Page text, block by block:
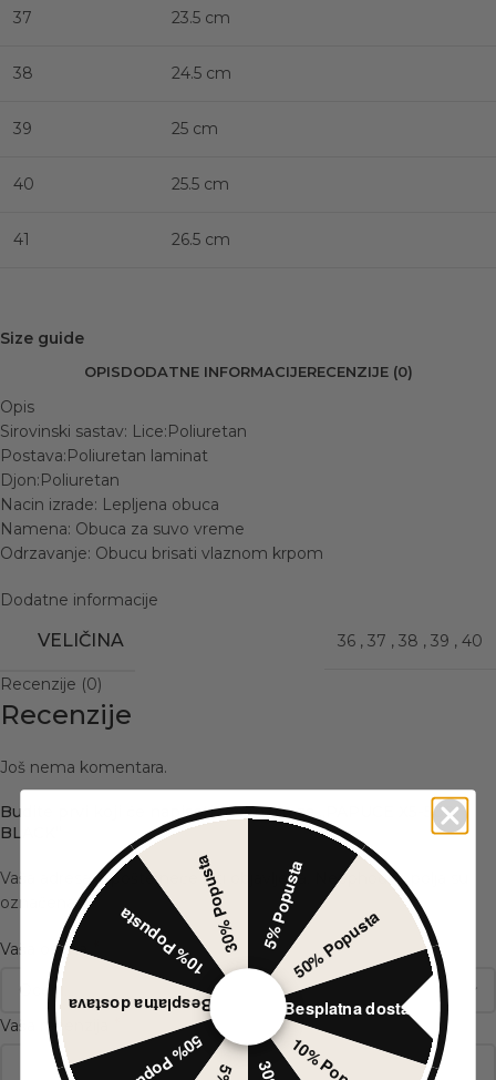
37 23.5 cm
38 24.5 cm
39 25 cm
40 25.5 cm
41 26.5 cm
Size guide
OPISDODATNE INFORMACIJERECENZIJE (0)
Opis
Sirovinski sastav: Lice:Poliuretan
Postava:Poliuretan laminat
Djon:Poliuretan
Nacin izrade: Lepljena obuca
Namena: Obuca za suvo vreme
Odrzavanje: Obucu brisati vlaznom krpom
Dodatne informacije
VELIČINA 36 , 37 , 38 , 39 , 40
Recenzije (0)
Recenzije
Još nema komentara.
Budite prvi koji će napisati recenziju za „PAPUCE X5-500
BLACK“
Vaša adresa e-pošte neće biti objavljena.
Neophodna polja su
označena*
Vaša ocena
Vaša recenzija
5% Popusta50% Popusta
Besplatna dostava
Besplatna dostava
10% Popusta30% Popusta